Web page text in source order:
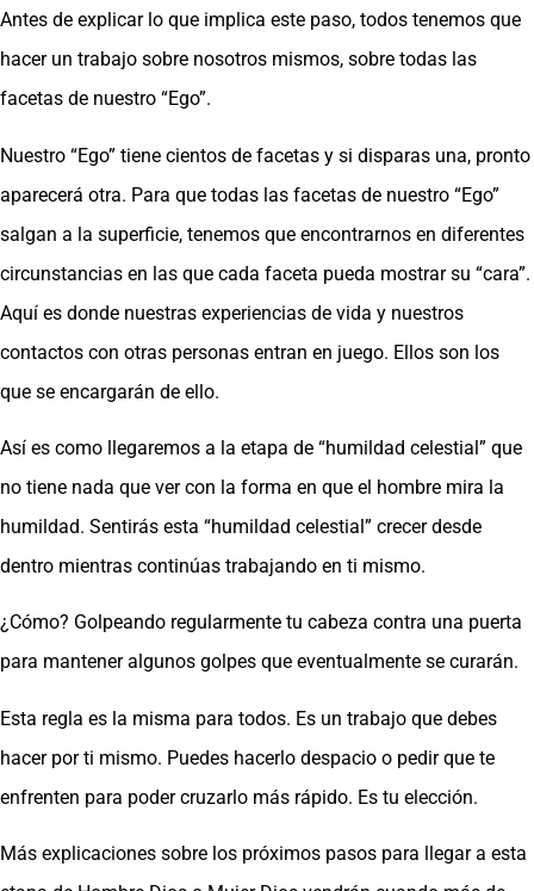
Antes de explicar lo que implica este paso, todos tenemos que
hacer un trabajo sobre nosotros mismos, sobre todas las
facetas de nuestro “Ego”.
Nuestro “Ego” tiene cientos de facetas y si disparas una, pronto
aparecerá otra. Para que todas las facetas de nuestro “Ego”
salgan a la superficie, tenemos que encontrarnos en diferentes
circunstancias en las que cada faceta pueda mostrar su “cara”.
Aquí es donde nuestras experiencias de vida y nuestros
contactos con otras personas entran en juego. Ellos son los
que se encargarán de ello.
Así es como llegaremos a la etapa de “humildad celestial” que
no tiene nada que ver con la forma en que el hombre mira la
humildad. Sentirás esta “humildad celestial” crecer desde
dentro mientras continúas trabajando en ti mismo.
¿Cómo? Golpeando regularmente tu cabeza contra una puerta
para mantener algunos golpes que eventualmente se curarán.
Esta regla es la misma para todos. Es un trabajo que debes
hacer por ti mismo. Puedes hacerlo despacio o pedir que te
enfrenten para poder cruzarlo más rápido. Es tu elección.
Más explicaciones sobre los próximos pasos para llegar a esta